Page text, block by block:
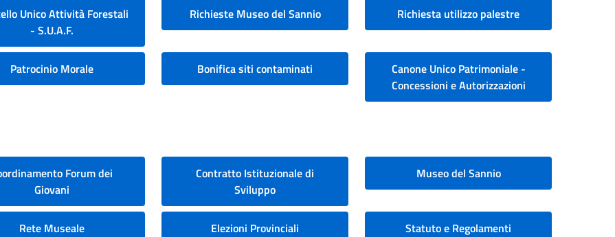
Unico Attività Forestali
- S.U.A.F.
Richieste Museo del Sannio Richiesta utilizzo palestre
Patrocinio Morale Bonifica siti contaminati
Canone Unico Patrimoniale -
Concessioni e Autorizzazioni
Forum dei
Giovani
Contratto Istituzionale di
Sviluppo
Museo del Sannio
Rete Museale Elezioni Provinciali Statuto e Regolamenti